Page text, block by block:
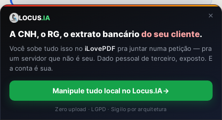
LOCUS.IA
Home Blog Privacidade
×
LOCUS.IA
A CNH, o RG, o extrato bancário do seu cliente.
Você sobe tudo isso no iLovePDF pra juntar numa petição — pra
um servidor que não é seu. Dado pessoal de terceiro, exposto. E
a conta é sua.
Manipule tudo local no Locus.IA→
Zero upload · LGPD · Sigilo por arquitetura